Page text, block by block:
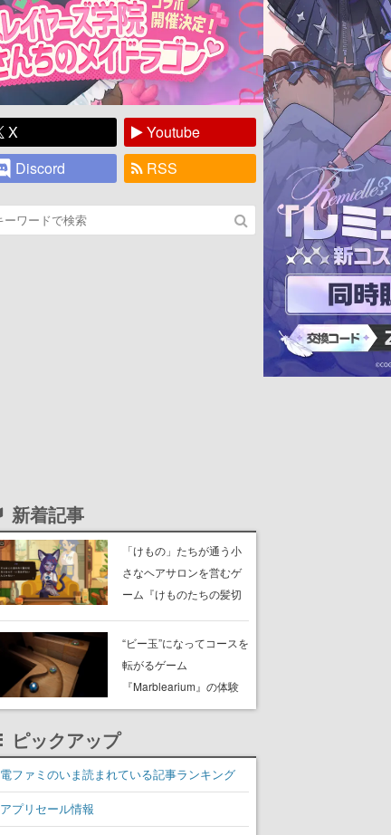
X
Youtube
Discord
RSS
新着記事
「けもの」たちが通う小
さなヘアサロンを営むゲ
ーム『けものたちの髪切
始。悩みを持ったお客様
と会話を交わし“本当に望
んでる髪型”を見つけ出す
“ビー玉”になってコースを
転がるゲーム
『Marblearium』の体験
版がSteamで本日8月7日
ピックアップ
電ファミのいま読まれている記事ランキング
アプリセール情報